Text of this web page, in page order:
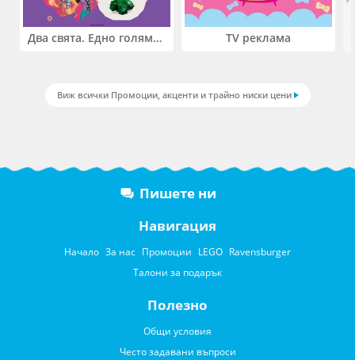
Два свята. Едно голямо приключение. Купи 2 продукта LEGO® Friends и/или LEGO® Minecraft и вземи -27% TV реклама
Виж всички Промоции, акценти и трайно ниски цени
Пишете ни
Навигация
Начало За нас Промоции LEGO Ravensburger
Талони за подарък
Полезно
Общи условия
Често задавани въпроси